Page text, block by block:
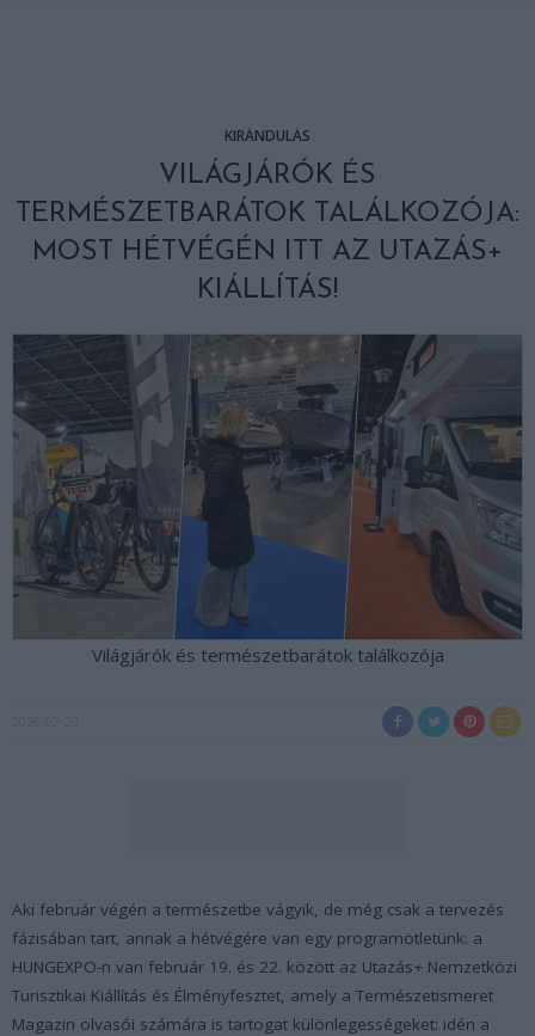
KIRÁNDULÁS
VILÁGJÁRÓK ÉS
TERMÉSZETBARÁTOK TALÁLKOZÓJA:
MOST HÉTVÉGÉN ITT AZ UTAZÁS+
KIÁLLÍTÁS!
Világjárók és természetbarátok találkozója
Aki február végén a természetbe vágyik, de még csak a tervezés
fázisában tart, annak a hétvégére van egy programötletünk: a
HUNGEXPO-n van február 19. és 22. között az Utazás+ Nemzetközi
Turisztikai Kiállítás és Élményfesztet, amely a Természetismeret
Magazin olvasói számára is tartogat különlegességeket: idén a